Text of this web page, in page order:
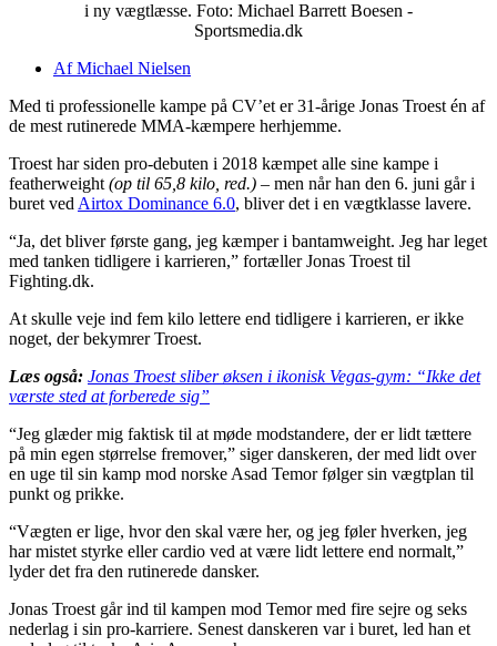
i ny vægtlæsse. Foto: Michael Barrett Boesen -
Sportsmedia.dk
AfMichael Nielsen
Med ti professionelle kampe på CV’et er 31-årige Jonas Troest én af
de mest rutinerede MMA-kæmpere herhjemme.
Troest har siden pro-debuten i 2018 kæmpet alle sine kampe i
featherweight (op til 65,8 kilo, red.) – men når han den 6. juni går i
buret ved Airtox Dominance 6.0, bliver det i en vægtklasse lavere.
“Ja, det bliver første gang, jeg kæmper i bantamweight. Jeg har leget
med tanken tidligere i karrieren,” fortæller Jonas Troest til
Fighting.dk.
At skulle veje ind fem kilo lettere end tidligere i karrieren, er ikke
noget, der bekymrer Troest.
Læs også: Jonas Troest sliber øksen i ikonisk Vegas-gym: “Ikke det
værste sted at forberede sig”
“Jeg glæder mig faktisk til at møde modstandere, der er lidt tættere
på min egen størrelse fremover,” siger danskeren, der med lidt over
en uge til sin kamp mod norske Asad Temor følger sin vægtplan til
punkt og prikke.
“Vægten er lige, hvor den skal være her, og jeg føler hverken, jeg
har mistet styrke eller cardio ved at være lidt lettere end normalt,”
lyder det fra den rutinerede dansker.
Jonas Troest går ind til kampen mod Temor med fire sejre og seks
nederlag i sin pro-karriere. Senest danskeren var i buret, led han et